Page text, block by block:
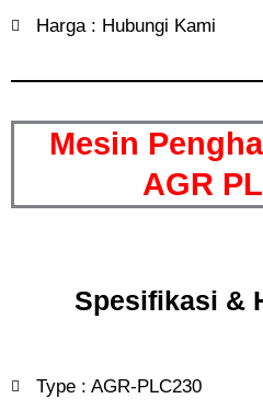
Harga : Hubungi Kami
Mesin
AGR
Spesifikasi &
Type : AGR-PLC230